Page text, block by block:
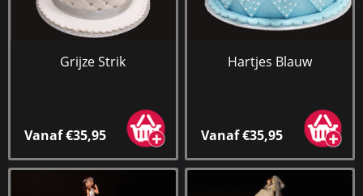
Grijze Strik
Vanaf €35,95
Hartjes Blauw
Vanaf €35,95